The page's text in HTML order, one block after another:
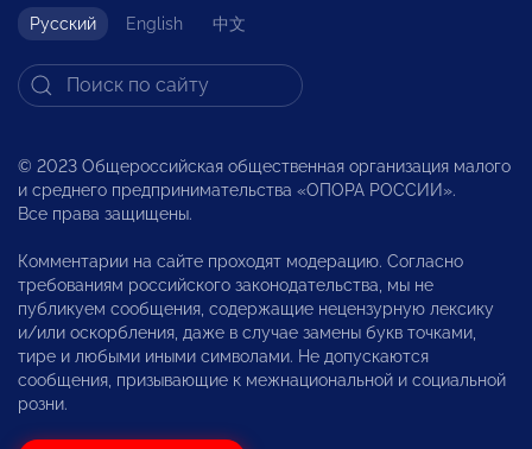
Русский English 中文
© 2023 Общероссийская общественная организация малого
и среднего предпринимательства «ОПОРА РОССИИ».
Все права защищены.
Комментарии на сайте проходят модерацию. Согласно
требованиям российского законодательства, мы не
публикуем сообщения, содержащие нецензурную лексику
и/или оскорбления, даже в случае замены букв точками,
тире и любыми иными символами. Не допускаются
сообщения, призывающие к межнациональной и социальной
розни.